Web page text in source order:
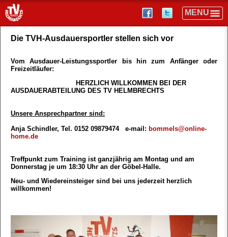
Die TVH-Ausdauersportler stellen sich vor
Vom Ausdauer-Leistungssportler bis hin zum Anfänger oder
Freizeitläufer:
HERZLICH WILLKOMMEN BEI DER
AUSDAUERABTEILUNG DES TV HELMBRECHTS
Unsere Ansprechpartner sind:
Anja Schindler, Tel. 0152 09879474 e-mail: bommels@online-
home.de
Treffpunkt zum Training ist ganzjährig am Montag und am
Donnerstag je um 18:30 Uhr an der Göbel-Halle.
Neu- und Wiedereinsteiger sind bei uns jederzeit herzlich
willkommen!